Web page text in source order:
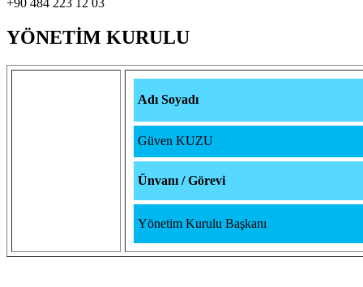
+90 484 223 12 03
YÖNETİM KURULU
Adı Soyadı
Güven KUZU
Ünvanı / Görevi
Yönetim Kurulu Başkanı